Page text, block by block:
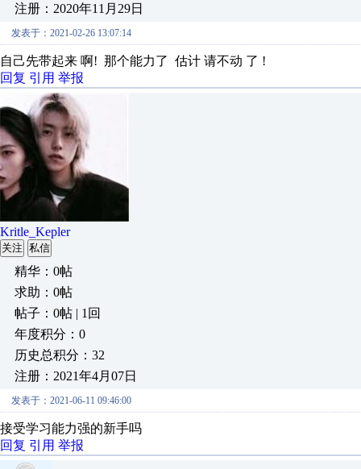
注册：2020年11月29日
发表于：2021-02-26 13:07:14
自己先带起来 啊! 那个能力了 估计 请不动 了 !
回复 引用 举报
Kritle_Kepler
关注 私信
精华：0帖
求助：0帖
帖子：0帖 | 1回
年度积分：0
历史总积分：32
注册：2021年4月07日
发表于：2021-06-11 09:46:00
接受学习能力强的新手吗
回复 引用 举报